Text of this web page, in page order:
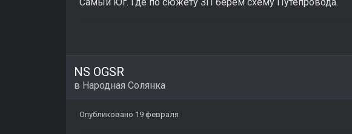
NS OGSR
в Народная Солянка
Опубликовано 19 февраля